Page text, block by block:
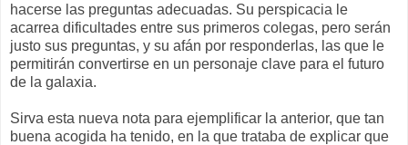
hacerse las preguntas adecuadas. Su perspicacia le
acarrea dificultades entre sus primeros colegas, pero serán
justo sus preguntas, y su afán por responderlas, las que le
permitirán convertirse en un personaje clave para el futuro
de la galaxia.
Sirva esta nueva nota para ejemplificar la anterior, que tan
buena acogida ha tenido, en la que trataba de explicar que